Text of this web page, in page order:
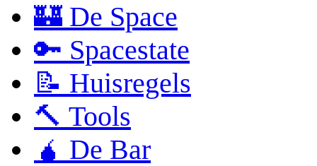
🏰 De Space
🔑 Spacestate
📝 Huisregels
🔨 Tools
🧉 De Bar